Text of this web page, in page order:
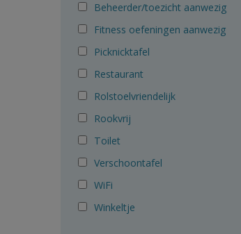
Beheerder/toezicht aanwezig
Fitness oefeningen aanwezig
Picknicktafel
Restaurant
Rolstoelvriendelijk
Rookvrij
Toilet
Verschoontafel
WiFi
Winkeltje